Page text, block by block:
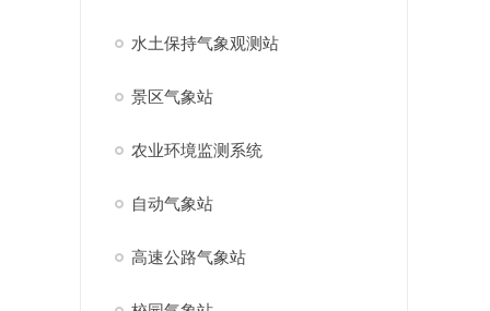
水土保持气象观测站
景区气象站
农业环境监测系统
自动气象站
高速公路气象站